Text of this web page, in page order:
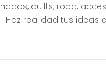
quilts, ropa,
realidad tus ideas